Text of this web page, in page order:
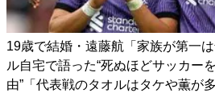
19歳で結婚・遠藤航「家族が第一
ル自宅で語った“死ぬほどサッカー
由”「代表戦のタオルはタケや薫が